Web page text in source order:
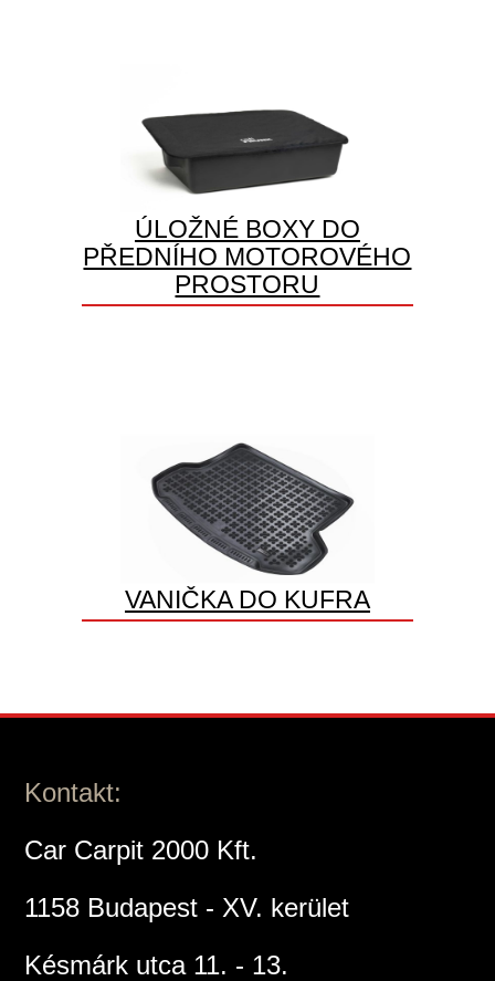
ÚLOŽNÉ BOXY DO
PŘEDNÍHO MOTOROVÉHO
PROSTORU
VANIČKA DO KUFRA
Kontakt:
Car Carpit 2000 Kft.
1158 Budapest - XV. kerület
Késmárk utca 11. - 13.